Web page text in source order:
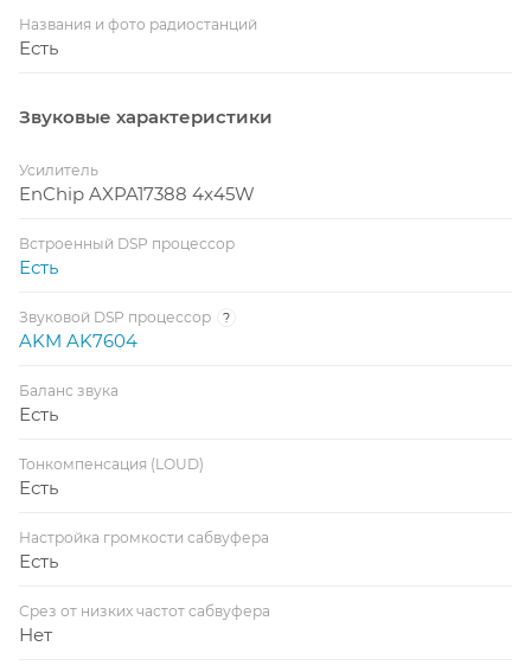
Названия и фото радиостанций
Есть
Звуковые характеристики
Усилитель
EnChip AXPA17388 4x45W
Встроенный DSP процессор
Есть
Звуковой DSP процессор ?
AKM AK7604
Баланс звука
Есть
Тонкомпенсация (LOUD)
Есть
Настройка громкости сабвуфера
Есть
Срез от низких частот сабвуфера
Нет